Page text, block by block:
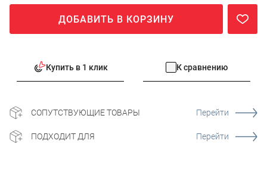
ДОБАВИТЬ В КОРЗИНУ
Купить в 1 клик К сравнению
СОПУТСТВУЮЩИЕ ТОВАРЫ Перейти
ПОДХОДИТ ДЛЯ Перейти